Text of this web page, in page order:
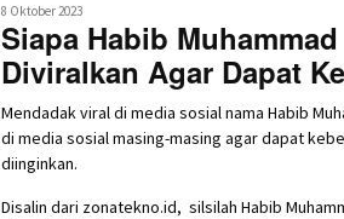
8 Oktober 2023
Siapa Habib
Diviralkan Agar Dapat
Mendadak viral di media sosial nama Habib
di media sosial masing-masing agar dapat
diinginkan.
Disalin dari zonatekno.id, silsilah Habib